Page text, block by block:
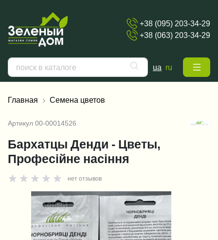
+38 (095) 203-34-29
+38 (063) 203-34-29
ua ru
Главная Семена цветов
Артикул 00-00014526
Бархатцы Денди - Цветы,
Професійне насіння
нет отзывов